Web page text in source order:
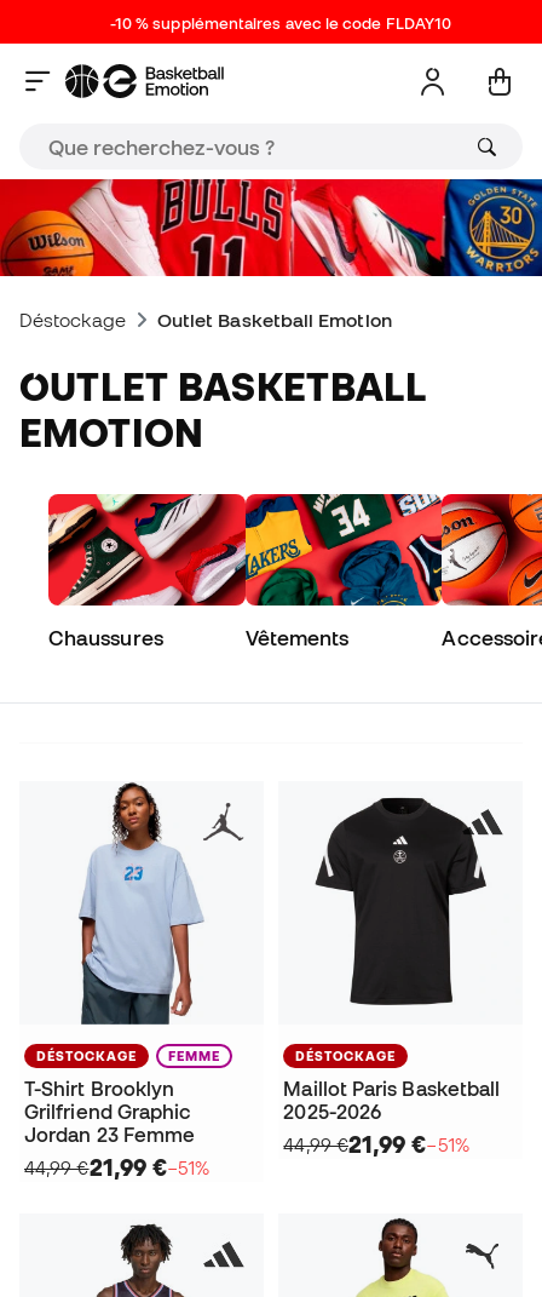
-10 % supplémentaires avec le code FLDAY10
Déstockage Outlet Basketball Emotion
OUTLET BASKETBALL
EMOTION
Chaussures Vêtements
DÉSTOCKAGE FEMME
T-Shirt Brooklyn
Grilfriend Graphic
Jordan 23 Femme
44,99 €21,99 €−51%
DÉSTOCKAGE
Maillot Paris Basketball
2025-2026
44,99 €21,99 €−51%